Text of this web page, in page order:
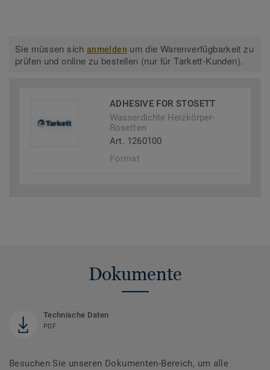
Sie müssen sichanmelden um die Warenverfügbarkeit zu
prüfen und online zu bestellen (nur für Tarkett-Kunden).
ADHESIVE FOR STOSETT
Wasserdichte Heizkörper-
Rosetten
Art. 1260100
Format
Dokumente
Technische Daten
PDF
Besuchen Sie unseren Dokumenten-Bereich, um alle